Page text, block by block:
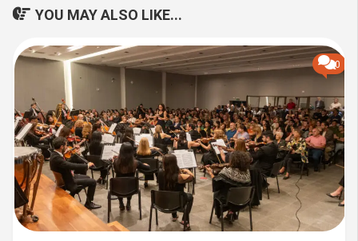
YOU MAY ALSO LIKE...
0